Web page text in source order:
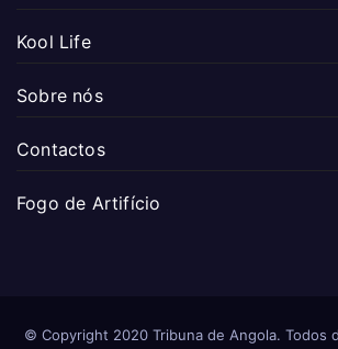
Kool Life
Sobre nós
Contactos
Fogo de Artifício
© Copyright 2020 Tribuna de Angola. Todos